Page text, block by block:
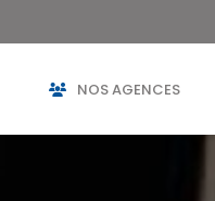
NOS AGENCES